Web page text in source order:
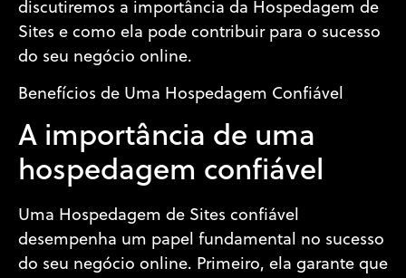
discutiremos a importância da Hospedagem de
Sites e como ela pode contribuir para o sucesso
do seu negócio online.
Benefícios de Uma Hospedagem Confiável
A importância de uma
hospedagem confiável
Uma Hospedagem de Sites confiável
desempenha um papel fundamental no sucesso
do seu negócio online. Primeiro, ela garante que